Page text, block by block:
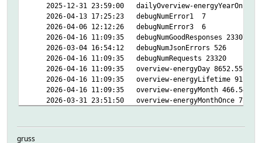
2025-12-31 23:59:00 dailyOverview-energyYearOnce
2026-04-13 17:25:23 debugNumError1 7
2026-04-06 12:12:26 debugNumError3 6
2026-04-16 11:09:35 debugNumGoodResponses 23307
2026-03-04 16:54:12 debugNumJsonErrors 526
2026-04-16 11:09:35 debugNumRequests 23320
2026-04-16 11:09:35 overview-energyDay 8652.558
2026-04-16 11:09:35 overview-energyLifetime
2026-04-16 11:09:35 overview-energyMonth 466.5445
2026-03-31 23:51:50 overview-energyMonthOnce
gruss